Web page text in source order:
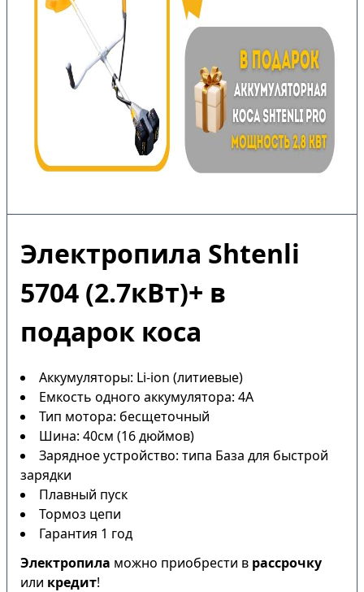
Электропила Shtenli
5704 (2.7кВт)+ в
подарок коса
Аккумуляторы: Li-ion (литиевые)
Емкость одного аккумулятора: 4А
Тип мотора: бесщеточный
Шина: 40см (16 дюймов)
Зарядное устройство: типа База для быстрой
зарядки
Плавный пуск
Тормоз цепи
Гарантия 1 год
Электропила можно приобрести в рассрочку
или кредит!